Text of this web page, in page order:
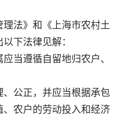
法》和《上海市农村土
下法律见解：
当遵循自留地归农户、
公正，并应当根据承包
农户的劳动投入和经济